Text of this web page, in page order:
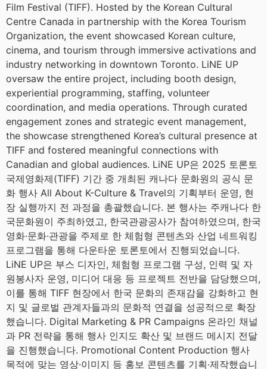
Film Festival (TIFF). Hosted by the Korean Cultural
Centre Canada in partnership with the Korea Tourism
Organization, the event showcased Korean culture,
cinema, and tourism through immersive activations and
industry networking in downtown Toronto. LiNE UP
oversaw the entire project, including booth design,
experiential programming, staffing, volunteer
coordination, and media operations. Through curated
engagement zones and strategic event management,
the showcase strengthened Korea’s cultural presence at
TIFF and fostered meaningful connections with
Canadian and global audiences. LiNE UP은 2025 토론토
국제영화제(TIFF) 기간 중 개최된 캐나다 문화원의 공식 문
화 행사 All About K-Culture & Travel의 기획부터 운영, 현
장 실행까지 전 과정을 총괄했습니다. 본 행사는 주캐나다 한
국문화원이 주최하였고, 한국관광공사가 참여하였으며, 한국
영화·문화·관광을 주제로 한 체험형 콘텐츠와 산업 네트워킹
프로그램을 통해 다운타운 토론토에서 진행되었습니다.
LiNE UP은 부스 디자인, 체험형 프로그램 구성, 인력 및 자
원봉사자 운영, 미디어 대응 등 프로젝트 전반을 담당했으며,
이를 통해 TIFF 현장에서 한국 문화의 존재감을 강화하고 현
지 및 글로벌 관계자들과의 문화적 연결을 성공적으로 확장
했습니다. Digital Marketing & PR Campaigns 온라인 채널
과 PR 전략을 통해 행사 인지도 확산 및 브랜드 메시지 전달
을 진행했습니다. Promotional Content Production 행사
목적에 맞는 영상·이미지 등 홍보 콘텐츠를 기획·제작했습니